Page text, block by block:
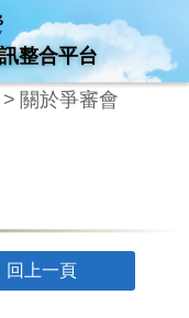
整合平台
關於爭審會
回上一頁